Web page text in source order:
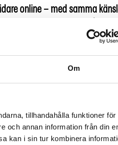
Om
tillhandahålla funktioner för
och annan information från din
kan i sin tur kombinera
online – med samma
Beställ enkelt och få hem